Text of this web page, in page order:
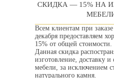
СКИДКА — 15% НА
Всем клиентам при
декабря предоставляем
15% от общей стоимости.
Данная скидка
изготовление, доставку и
мебели, за исключением
натурального камня.